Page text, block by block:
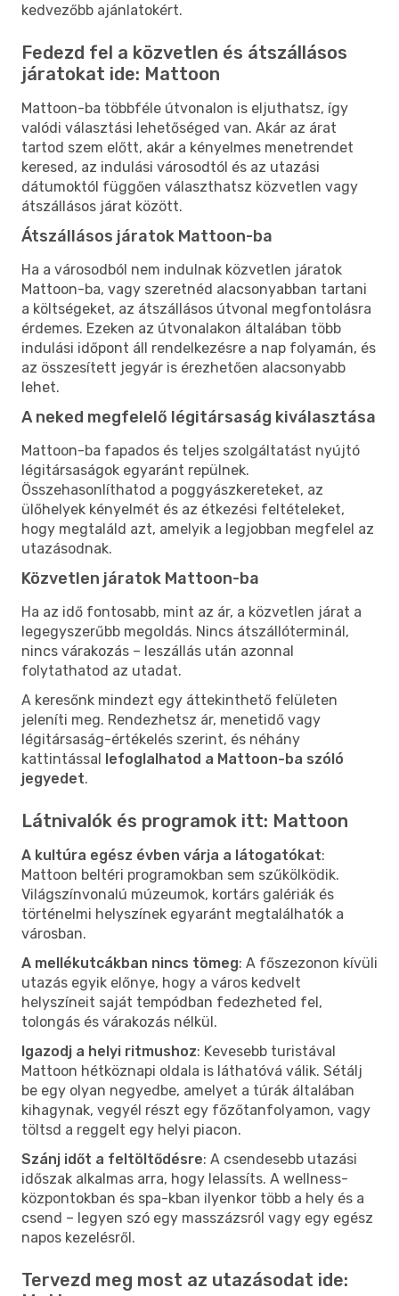
kedvezőbb ajánlatokért.
Fedezd fel a közvetlen és átszállásos
járatokat ide: Mattoon
Mattoon-ba többféle útvonalon is eljuthatsz, így
valódi választási lehetőséged van. Akár az árat
tartod szem előtt, akár a kényelmes menetrendet
keresed, az indulási városodtól és az utazási
dátumoktól függően választhatsz közvetlen vagy
átszállásos járat között.
Átszállásos járatok Mattoon-ba
Ha a városodból nem indulnak közvetlen járatok
Mattoon-ba, vagy szeretnéd alacsonyabban tartani
a költségeket, az átszállásos útvonal megfontolásra
érdemes. Ezeken az útvonalakon általában több
indulási időpont áll rendelkezésre a nap folyamán, és
az összesített jegyár is érezhetően alacsonyabb
lehet.
A neked megfelelő légitársaság kiválasztása
Mattoon-ba fapados és teljes szolgáltatást nyújtó
légitársaságok egyaránt repülnek.
Összehasonlíthatod a poggyászkereteket, az
ülőhelyek kényelmét és az étkezési feltételeket,
hogy megtaláld azt, amelyik a legjobban megfelel az
utazásodnak.
Közvetlen járatok Mattoon-ba
Ha az idő fontosabb, mint az ár, a közvetlen járat a
legegyszerűbb megoldás. Nincs átszállóterminál,
nincs várakozás – leszállás után azonnal
folytathatod az utadat.
A keresőnk mindezt egy áttekinthető felületen
jeleníti meg. Rendezhetsz ár, menetidő vagy
légitársaság-értékelés szerint, és néhány
kattintással lefoglalhatod a Mattoon-ba szóló
jegyedet.
Látnivalók és programok itt: Mattoon
A kultúra egész évben várja a látogatókat:
Mattoon beltéri programokban sem szűkölködik.
Világszínvonalú múzeumok, kortárs galériák és
történelmi helyszínek egyaránt megtalálhatók a
városban.
A mellékutcákban nincs tömeg: A főszezonon kívüli
utazás egyik előnye, hogy a város kedvelt
helyszíneit saját tempódban fedezheted fel,
tolongás és várakozás nélkül.
Igazodj a helyi ritmushoz: Kevesebb turistával
Mattoon hétköznapi oldala is láthatóvá válik. Sétálj
be egy olyan negyedbe, amelyet a túrák általában
kihagynak, vegyél részt egy főzőtanfolyamon, vagy
töltsd a reggelt egy helyi piacon.
Szánj időt a feltöltődésre: A csendesebb utazási
időszak alkalmas arra, hogy lelassíts. A wellness-
központokban és spa-kban ilyenkor több a hely és a
csend – legyen szó egy masszázsról vagy egy egész
napos kezelésről.
Tervezd meg most az utazásodat ide: